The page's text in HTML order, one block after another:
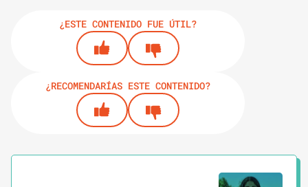
¿ESTE CONTENIDO FUE ÚTIL?
¿RECOMENDARÍAS ESTE CONTENIDO?